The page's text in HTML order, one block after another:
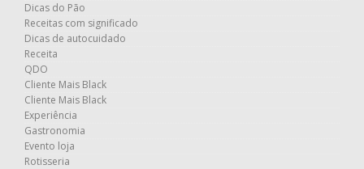
Dicas do Pão
Receitas com significado
Dicas de autocuidado
Receita
QDO
Cliente Mais Black
Cliente Mais Black
Experiência
Gastronomia
Evento loja
Rotisseria